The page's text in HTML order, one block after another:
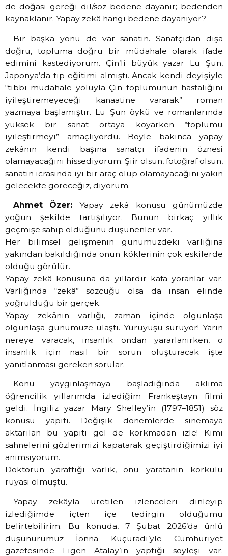
de doğası gereği dil/söz bedene dayanır; bedenden
kaynaklanır. Yapay zekâ hangi bedene dayanıyor?
Bir başka yönü de var sanatın. Sanatçıdan dışa
doğru, topluma doğru bir müdahale olarak ifade
edimini kastediyorum. Çin’li büyük yazar Lu Şun,
Japonya’da tıp eğitimi almıştı. Ancak kendi deyişiyle
“tıbbi müdahale yoluyla Çin toplumunun hastalığını
iyileştiremeyeceği kanaatine vararak” roman
yazmaya başlamıştır. Lu Şun öykü ve romanlarında
yüksek bir sanat ortaya koyarken “toplumu
iyileştirmeyi” amaçlıyordu. Böyle bakınca yapay
zekânın kendi başına sanatçı ifadenin öznesi
olamayacağını hissediyorum. Şiir olsun, fotoğraf olsun,
sanatın icrasında iyi bir araç olup olamayacağını yakın
gelecekte göreceğiz, diyorum.
Ahmet Özer: Yapay zekâ konusu günümüzde
yoğun şekilde tartışılıyor. Bunun birkaç yıllık
geçmişe sahip olduğunu düşünenler var.
Her bilimsel gelişmenin günümüzdeki varlığına
yakından bakıldığında onun köklerinin çok eskilerde
olduğu görülür.
Yapay zekâ konusuna da yıllardır kafa yoranlar var.
Varlığında “zekâ” sözcüğü olsa da insan elinde
yoğrulduğu bir gerçek.
Yapay zekânın varlığı, zaman içinde olgunlaşa
olgunlaşa günümüze ulaştı. Yürüyüşü sürüyor! Yarın
nereye varacak, insanlık ondan yararlanırken, o
insanlık için nasıl bir sorun oluşturacak işte
yanıtlanması gereken sorular.
Konu yaygınlaşmaya başladığında aklıma
öğrencilik yıllarımda izlediğim Frankeştayn filmi
geldi. İngiliz yazar Mary Shelley’in (1797–1851) söz
konusu yapıtı. Değişik dönemlerde sinemaya
aktarılan bu yapıtı gel de korkmadan izle! Kimi
sahnelerini gözlerimizi kapatarak geçiştirdiğimizi iyi
anımsıyorum.
Doktorun yarattığı varlık, onu yaratanın korkulu
rüyası olmuştu.
Yapay zekâyla üretilen izlenceleri dinleyip
izlediğimde içten içe tedirgin olduğumu
belirtebilirim. Bu konuda, 7 Şubat 2026’da ünlü
düşünürümüz İonna Kuçuradi’yle Cumhuriyet
gazetesinde Figen Atalay’ın yaptığı söyleşi var.